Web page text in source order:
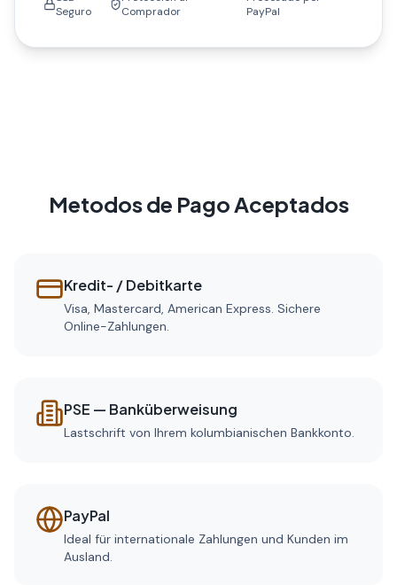
Seguro
Comprador
PayPal
Metodos de Pago Aceptados
Kredit- / Debitkarte
Visa, Mastercard, American Express. Sichere
Online-Zahlungen.
PSE — Banküberweisung
Lastschrift von Ihrem kolumbianischen Bankkonto.
PayPal
Ideal für internationale Zahlungen und Kunden im
Ausland.